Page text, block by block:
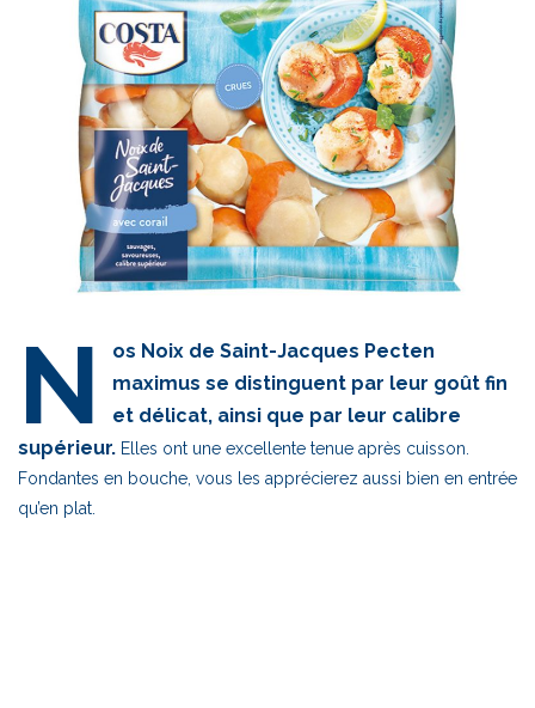
N
os Noix de Saint-Jacques Pecten
maximus se distinguent par leur goût fin
et délicat, ainsi que par leur calibre
supérieur. Elles ont une excellente tenue après cuisson.
Fondantes en bouche, vous les apprécierez aussi bien en entrée
qu’en plat.